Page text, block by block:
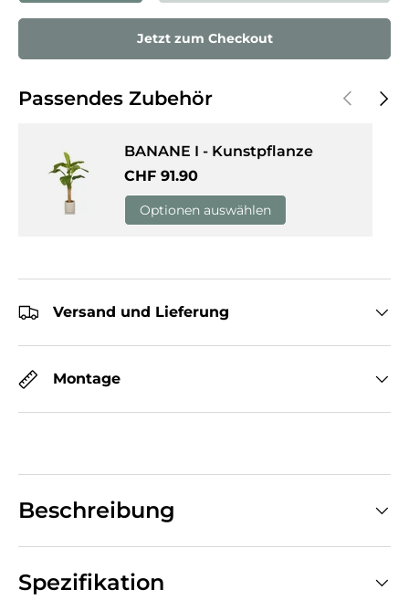
Jetzt zum Checkout
Passendes Zubehör Vorherige
BANANE I - Kunstpflanze
Normaler Preis
CHF 91.90
Optionen auswählen
Versand und Lieferung
Montage
Beschreibung
Spezifikation